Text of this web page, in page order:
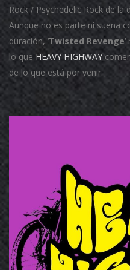
Rock / Psychedelic Rock de la
Aunque no es parte ni suena
duración, ‘Twisted Revenge
lo que HEAVY HIGHWAY
de lo que está por venir.